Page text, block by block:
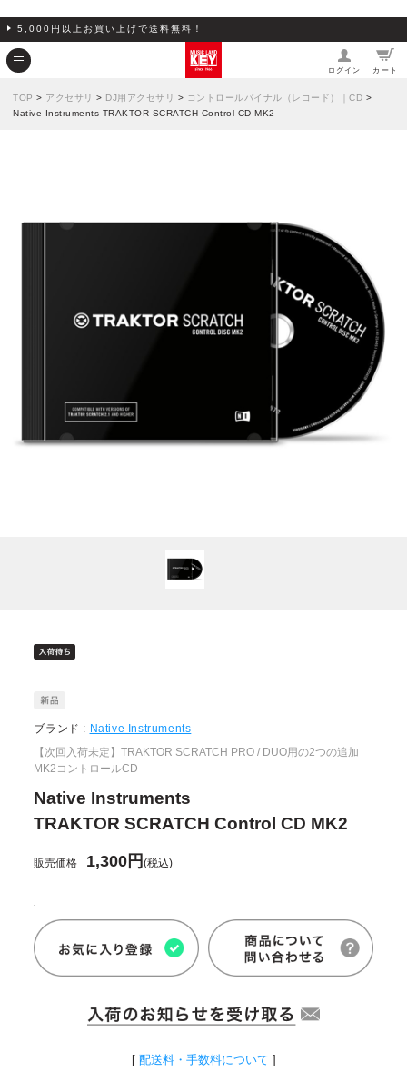
5,000円以上お買い上げで送料無料！
ログイン カート
TOP > アクセサリ > DJ用アクセサリ > コントロールバイナル（レコード）｜CD >
Native Instruments TRAKTOR SCRATCH Control CD MK2
ブランド : Native Instruments
【次回入荷未定】TRAKTOR SCRATCH PRO / DUO用の2つの追加
MK2コントロールCD
Native Instruments
TRAKTOR SCRATCH Control CD MK2
販売価格 1,300円(税込)
[ 配送料・手数料について ]